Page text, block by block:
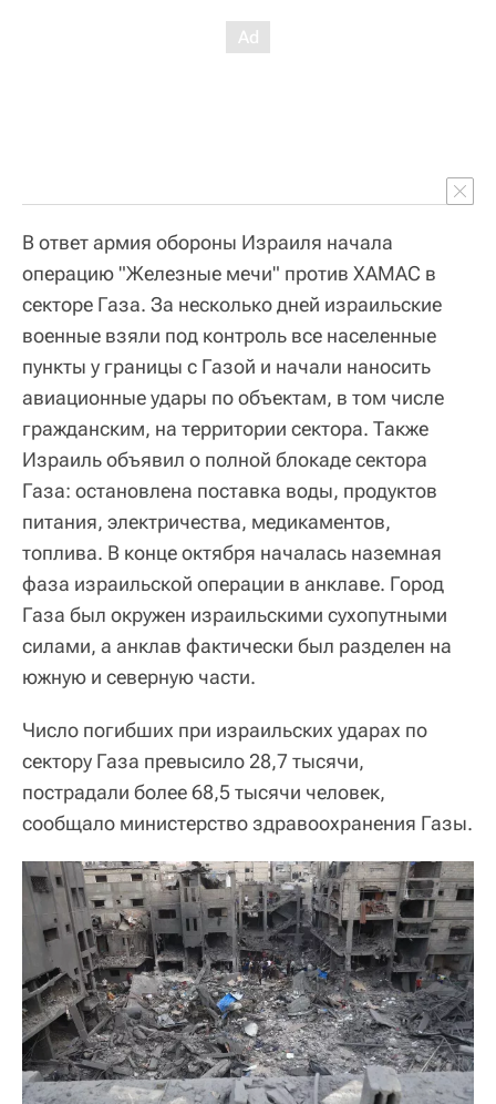
В ответ армия обороны Израиля начала
операцию "Железные мечи" против ХАМАС в
секторе Газа. За несколько дней израильские
военные взяли под контроль все населенные
пункты у границы с Газой и начали наносить
авиационные удары по объектам, в том числе
гражданским, на территории сектора. Также
Израиль объявил о полной блокаде сектора
Газа: остановлена поставка воды, продуктов
питания, электричества, медикаментов,
топлива. В конце октября началась наземная
фаза израильской операции в анклаве. Город
Газа был окружен израильскими сухопутными
силами, а анклав фактически был разделен на
южную и северную части.
Число погибших при израильских ударах по
сектору Газа превысило 28,7 тысячи,
пострадали более 68,5 тысячи человек,
сообщало министерство здравоохранения Газы.